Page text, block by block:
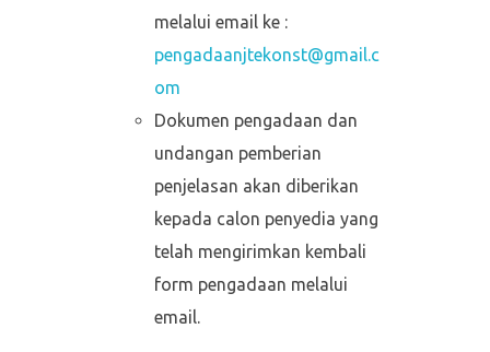
melalui email ke :
pengadaanjtekonst@gmail.c
om
Dokumen pengadaan dan
undangan pemberian
penjelasan akan diberikan
kepada calon penyedia yang
telah mengirimkan kembali
form pengadaan melalui
email.